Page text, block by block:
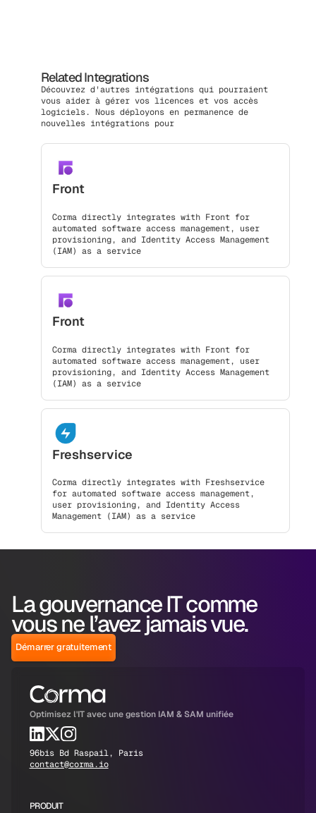
Related Integrations
Découvrez d'autres intégrations qui pourraient
vous aider à gérer vos licences et vos accès
logiciels. Nous déployons en permanence de
nouvelles intégrations pour
Front
Corma directly integrates with Front for
automated software access management, user
provisioning, and Identity Access Management
(IAM) as a service
Front
Corma directly integrates with Front for
automated software access management, user
provisioning, and Identity Access Management
(IAM) as a service
Freshservice
Corma directly integrates with Freshservice
for automated software access management,
user provisioning, and Identity Access
Management (IAM) as a service
La gouvernance IT comme
vous ne l’avez jamais vue.
Démarrer gratuitement
Optimisez l'IT avec une gestion IAM & SAM unifiée
96bis Bd Raspail, Paris
contact@corma.io
PRODUIT